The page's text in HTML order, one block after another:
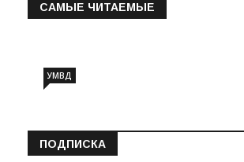
САМЫЕ ЧИТАЕМЫЕ
УМВД
ПОДПИСКА